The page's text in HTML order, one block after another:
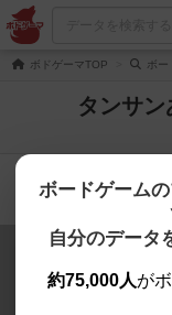
ボドゲーマTOP ボー
タンサン
ボードゲーム
自分のデータ
約75,000人が